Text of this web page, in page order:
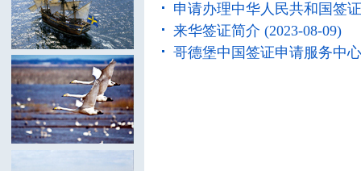
申请办理中华人民共和国签
来华签证简介 (2023-08-09)
哥德堡中国签证申请服务中心